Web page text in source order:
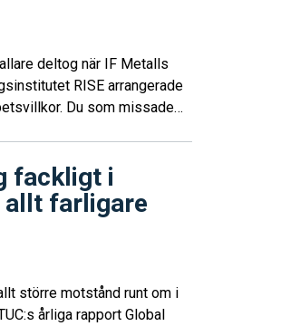
deltog när IF Metalls
RISE arrangerade
Du som missade
fackligt i
farligare
större motstånd runt om i
årliga rapport Global